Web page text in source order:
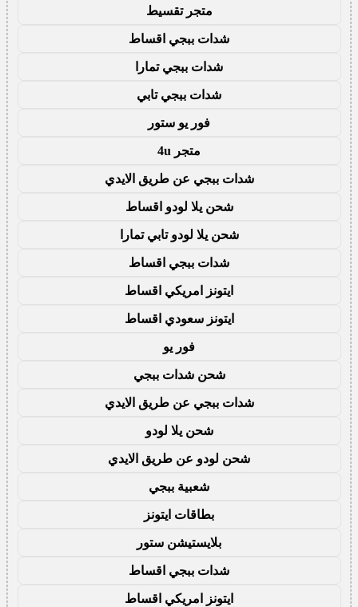
متجر تقسيط
شدات ببجي اقساط
شدات ببجي تمارا
شدات ببجي تابي
فور يو ستور
متجر 4u
شدات ببجي عن طريق الايدي
شحن يلا لودو اقساط
شحن يلا لودو تابي تمارا
شدات ببجي اقساط
ايتونز امريكي اقساط
ايتونز سعودي اقساط
فور يو
شحن شدات ببجي
شدات ببجي عن طريق الايدي
شحن يلا لودو
شحن لودو عن طريق الايدي
شعبية ببجي
بطاقات ايتونز
بلايستيشن ستور
شدات ببجي اقساط
ايتونز امريكي اقساط